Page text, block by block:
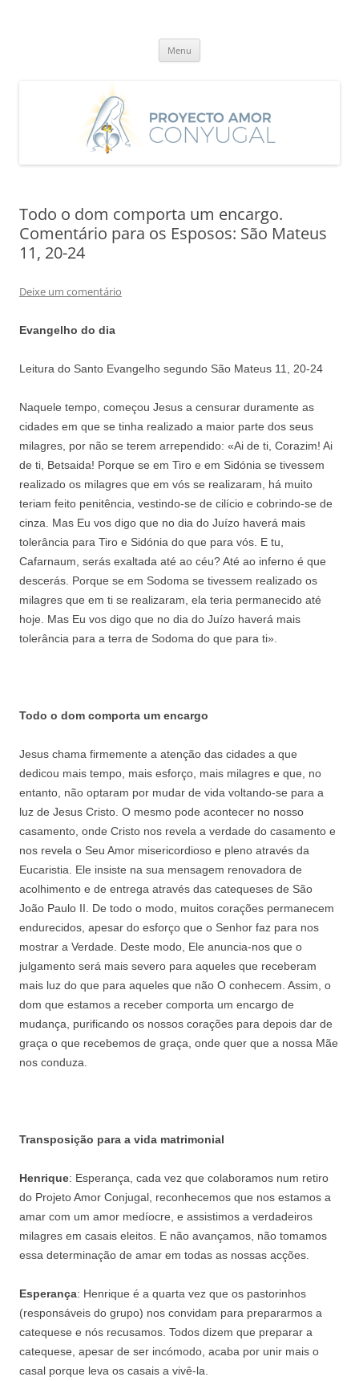
Menu
Todo o dom comporta um encargo.
Comentário para os Esposos: São Mateus
11, 20-24
Deixe um comentário
Evangelho do dia
Leitura do Santo Evangelho segundo São Mateus 11, 20-24
Naquele tempo, começou Jesus a censurar duramente as
cidades em que se tinha realizado a maior parte dos seus
milagres, por não se terem arrependido: «Ai de ti, Corazim! Ai
de ti, Betsaida! Porque se em Tiro e em Sidónia se tivessem
realizado os milagres que em vós se realizaram, há muito
teriam feito penitência, vestindo-se de cilício e cobrindo-se de
cinza. Mas Eu vos digo que no dia do Juízo haverá mais
tolerância para Tiro e Sidónia do que para vós. E tu,
Cafarnaum, serás exaltada até ao céu? Até ao inferno é que
descerás. Porque se em Sodoma se tivessem realizado os
milagres que em ti se realizaram, ela teria permanecido até
hoje. Mas Eu vos digo que no dia do Juízo haverá mais
tolerância para a terra de Sodoma do que para ti».
Todo o dom comporta um encargo
Jesus chama firmemente a atenção das cidades a que
dedicou mais tempo, mais esforço, mais milagres e que, no
entanto, não optaram por mudar de vida voltando-se para a
luz de Jesus Cristo. O mesmo pode acontecer no nosso
casamento, onde Cristo nos revela a verdade do casamento e
nos revela o Seu Amor misericordioso e pleno através da
Eucaristia. Ele insiste na sua mensagem renovadora de
acolhimento e de entrega através das catequeses de São
João Paulo II. De todo o modo, muitos corações permanecem
endurecidos, apesar do esforço que o Senhor faz para nos
mostrar a Verdade. Deste modo, Ele anuncia-nos que o
julgamento será mais severo para aqueles que receberam
mais luz do que para aqueles que não O conhecem. Assim, o
dom que estamos a receber comporta um encargo de
mudança, purificando os nossos corações para depois dar de
graça o que recebemos de graça, onde quer que a nossa Mãe
nos conduza.
Transposição para a vida matrimonial
Henrique: Esperança, cada vez que colaboramos num retiro
do Projeto Amor Conjugal, reconhecemos que nos estamos a
amar com um amor medíocre, e assistimos a verdadeiros
milagres em casais eleitos. E não avançamos, não tomamos
essa determinação de amar em todas as nossas acções.
Esperança: Henrique é a quarta vez que os pastorinhos
(responsáveis do grupo) nos convidam para prepararmos a
catequese e nós recusamos. Todos dizem que preparar a
catequese, apesar de ser incómodo, acaba por unir mais o
casal porque leva os casais a vivê-la.